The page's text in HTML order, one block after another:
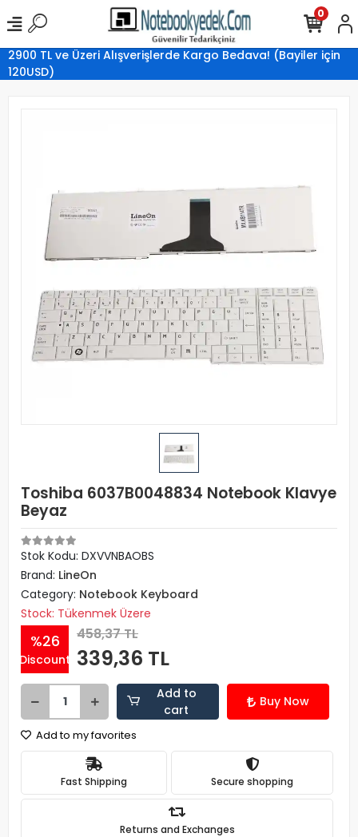
2900 TL ve Üzeri Alışverişlerde Kargo Bedava! (Bayiler için
120USD)
0
Toshiba 6037B0048834 Notebook Klavye
Beyaz
Stok Kodu: DXVVNBAOBS
Brand: LineOn
Category: Notebook Keyboard
Stock: Tükenmek Üzere
%26
Discount
458,37 TL
339,36 TL
Add to
cart
Buy Now
Add to my favorites
Fast Shipping Secure shopping
Returns and Exchanges